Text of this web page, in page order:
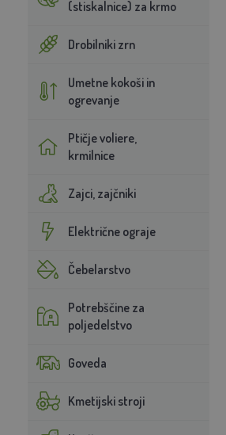
(stiskalnice) za krmo
Drobilniki zrn
Umetne kokoši in
ogrevanje
Ptičje voliere,
krmilnice
Zajci, zajčniki
Električne ograje
Čebelarstvo
Potrebščine za
poljedelstvo
Goveda
Kmetijski stroji